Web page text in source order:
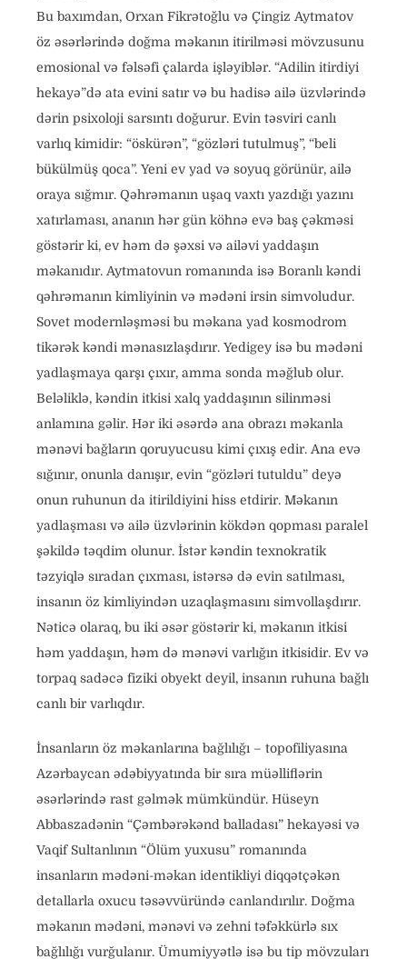
Bu baxımdan, Orxan Fikrətoğlu və Çingiz Aytmatov
öz əsərlərində doğma məkanın itirilməsi mövzusunu
emosional və fəlsəfi çalarda işləyiblər. “Adilin itirdiyi
hekayə”də ata evini satır və bu hadisə ailə üzvlərində
dərin psixoloji sarsıntı doğurur. Evin təsviri canlı
varlıq kimidir: “öskürən”, “gözləri tutulmuş”, “beli
bükülmüş qoca”. Yeni ev yad və soyuq görünür, ailə
oraya sığmır. Qəhrəmanın uşaq vaxtı yazdığı yazını
xatırlaması, ananın hər gün köhnə evə baş çəkməsi
göstərir ki, ev həm də şəxsi və ailəvi yaddaşın
məkanıdır. Aytmatovun romanında isə Boranlı kəndi
qəhrəmanın kimliyinin və mədəni irsin simvoludur.
Sovet modernləşməsi bu məkana yad kosmodrom
tikərək kəndi mənasızlaşdırır. Yedigey isə bu mədəni
yadlaşmaya qarşı çıxır, amma sonda məğlub olur.
Beləliklə, kəndin itkisi xalq yaddaşının silinməsi
anlamına gəlir. Hər iki əsərdə ana obrazı məkanla
mənəvi bağların qoruyucusu kimi çıxış edir. Ana evə
sığınır, onunla danışır, evin “gözləri tutuldu” deyə
onun ruhunun da itirildiyini hiss etdirir. Məkanın
yadlaşması və ailə üzvlərinin kökdən qopması paralel
şəkildə təqdim olunur. İstər kəndin texnokratik
təzyiqlə sıradan çıxması, istərsə də evin satılması,
insanın öz kimliyindən uzaqlaşmasını simvollaşdırır.
Nəticə olaraq, bu iki əsər göstərir ki, məkanın itkisi
həm yaddaşın, həm də mənəvi varlığın itkisidir. Ev və
torpaq sadəcə fiziki obyekt deyil, insanın ruhuna bağlı
canlı bir varlıqdır.
İnsanların öz məkanlarına bağlılığı – topofiliyasına
Azərbaycan ədəbiyyatında bir sıra müəlliflərin
əsərlərində rast gəlmək mümkündür. Hüseyn
Abbaszadənin “Çəmbərəkənd balladası” hekayəsi və
Vaqif Sultanlının “Ölüm yuxusu” romanında
insanların mədəni-məkan identikliyi diqqətçəkən
detallarla oxucu təsəvvüründə canlandırılır. Doğma
məkanın mədəni, mənəvi və zehni təfəkkürlə sıx
bağlılığı vurğulanır. Ümumiyyətlə isə bu tip mövzuları